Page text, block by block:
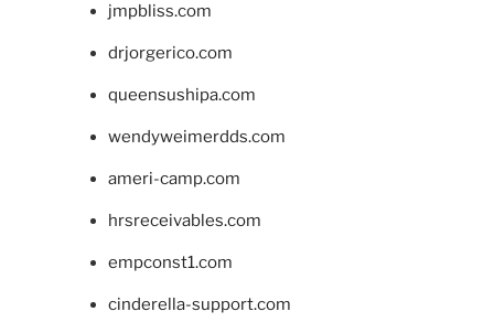
jmpbliss.com
drjorgerico.com
queensushipa.com
wendyweimerdds.com
ameri-camp.com
hrsreceivables.com
empconst1.com
cinderella-support.com